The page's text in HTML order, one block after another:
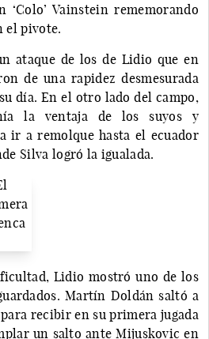
Vainstein rememorando
el pivote.
ataque de los de Lidio que en
de una rapidez desmesurada
día. En el otro lado del campo,
la ventaja de los suyos y
ir a remolque hasta el ecuador
Silva logró la igualada.
Lidio mostró uno de los
Martín Doldán saltó a
recibir en su primera jugada
un salto ante Mijuskovic en